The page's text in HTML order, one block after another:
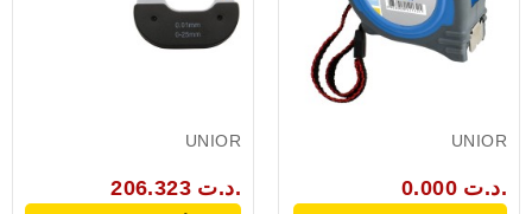
UNIOR
206.323 د.ت.
UNIOR
0.000 د.ت.